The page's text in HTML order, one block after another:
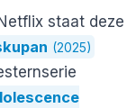
staat deze
(2025)